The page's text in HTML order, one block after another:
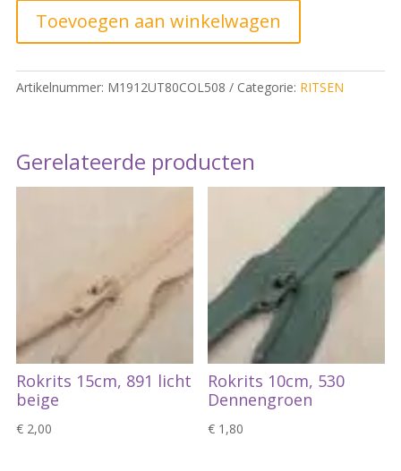
80cm,
quantity
Toevoegen aan winkelwagen
Artikelnummer: M1912UT80COL508 Categorie: RITSEN
Gerelateerde producten
Rokrits 15cm, 891 licht
beige
€2,00
Rokrits 10cm, 530
Dennengroen
€ 1,80